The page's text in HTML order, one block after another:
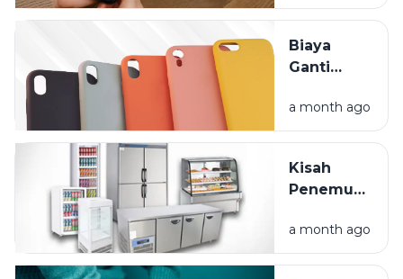
Lebih
Tapi Kok
Saldo
Habis?
Biaya
Ganti
Mahal?
Lindungi
Anda
Sejak Hari
a month ago
Kisah
Penemuan
Dari Es
Balok
a month ago